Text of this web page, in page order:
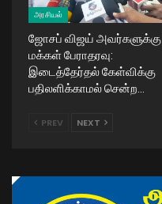
அரசியல்
ஜோசப் விஜய் அவர்களுக்கு
மக்கள் பேராதரவு:
இடைத்தேர்தல் கேள்விக்கு
பதிலளிக்காமல் சென்ற…
PREV NEXT